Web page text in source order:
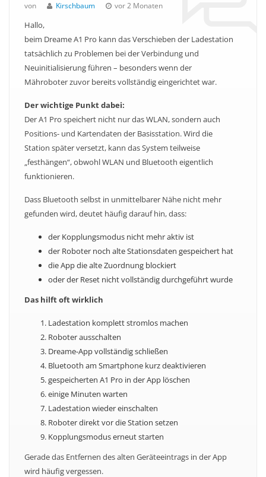
von Kirschbaum vor 2 Monaten
Hallo,
beim Dreame A1 Pro kann das Verschieben der Ladestation
tatsächlich zu Problemen bei der Verbindung und
Neuinitialisierung führen – besonders wenn der
Mähroboter zuvor bereits vollständig eingerichtet war.
Der wichtige Punkt dabei:
Der A1 Pro speichert nicht nur das WLAN, sondern auch
Positions- und Kartendaten der Basisstation. Wird die
Station später versetzt, kann das System teilweise
„festhängen“, obwohl WLAN und Bluetooth eigentlich
funktionieren.
Dass Bluetooth selbst in unmittelbarer Nähe nicht mehr
gefunden wird, deutet häufig darauf hin, dass:
der Kopplungsmodus nicht mehr aktiv ist
der Roboter noch alte Stationsdaten gespeichert hat
die App die alte Zuordnung blockiert
oder der Reset nicht vollständig durchgeführt wurde
Das hilft oft wirklich
Ladestation komplett stromlos machen
Roboter ausschalten
Dreame-App vollständig schließen
Bluetooth am Smartphone kurz deaktivieren
gespeicherten A1 Pro in der App löschen
einige Minuten warten
Ladestation wieder einschalten
Roboter direkt vor die Station setzen
Kopplungsmodus erneut starten
Gerade das Entfernen des alten Geräteeintrags in der App
wird häufig vergessen.